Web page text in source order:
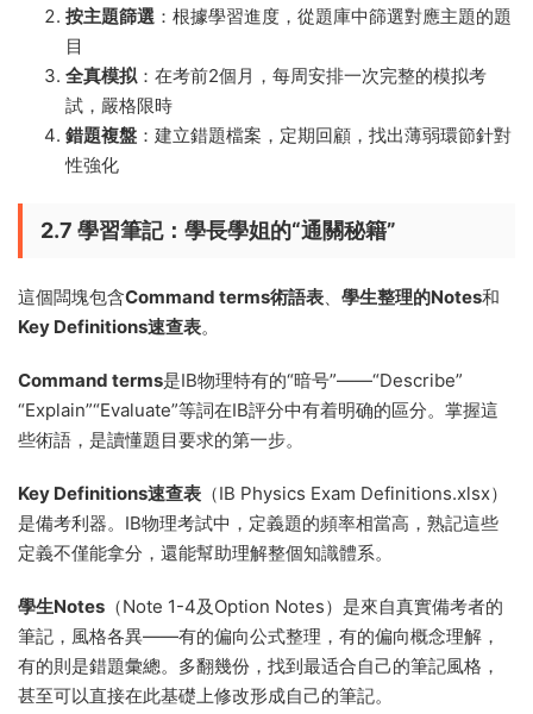
按主題篩選 ：根據學習進度，從題庫中篩選對應主題的題
目
全真模拟：在考前2個月，每周安排一次完整的模拟考
試，嚴格限時
錯題複盤 ：建立錯題檔案，定期回顧，找出薄弱環節針對
性強化
2.7 學習筆記：學長學姐的“通關秘籍”
這個闆塊包含Command terms術語表、 學生整理的Notes和
Key Definitions速查表。
Command terms是IB物理特有的“暗号”——“Describe”
“Explain”“Evaluate”等詞在IB評分中有着明确的區分。掌握這
些術語，是讀懂題目要求的第一步。
Key Definitions速查表 （IB Physics Exam Definitions.xlsx）
是備考利器。IB物理考試中，定義題的頻率相當高，熟記這些
定義不僅能拿分，還能幫助理解整個知識體系。
學生Notes （Note 1-4及Option Notes）是來自真實備考者的
筆記，風格各異——有的偏向公式整理，有的偏向概念理解，
有的則是錯題彙總。多翻幾份，找到最适合自己的筆記風格，
甚至可以直接在此基礎上修改形成自己的筆記。